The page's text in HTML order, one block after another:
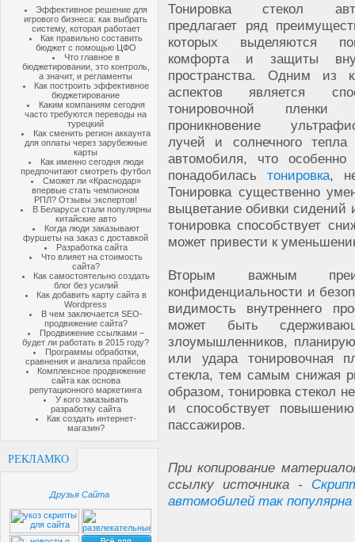
Эффективное решение для
игрового бизнеса: как выбрать
систему, которая работает
Как правильно составить
бюджет с помощью ЦФО
Что главное в
бюджетировании, это контроль,
а значит, и регламенты
Как построить эффективное
бюджетирование
Каким компаниям сегодня
часто требуются переводы на
турецкий
Как сменить регион аккаунта
для оплаты через зарубежные
карты
Как именно сегодня люди
предпочитают смотреть футбол
Сможет ли «Краснодар»
впервые стать чемпионом
РПЛ? Отзывы экспертов!
В Беларуси стали популярны
китайские авто
Когда люди заказывают
фуршеты на заказ с доставкой
Разработка сайта
Что влияет на стоимость
сайта?
Как самостоятельно создать
блог без усилий
Как добавить карту сайта в
Wordpress
В чем заключается SEO-
продвижение сайта?
Продвижение ссылками –
будет ли работать в 2015 году?
Программы обработки,
сравнения и анализа прайсов
Комплексное продвижение
сайта как основа
репутационного маркетинга
У кого заказывать
разработку сайта
Как создать интернет-
магазин?
РЕКЛАМКО
Друзья Сайта
Тонировка стекол
предлагает ряд
которых выделяются
комфорта и защиты
пространства. Одним из
аспектов является
тонировочной пленки
проникновение
лучей и солнечного
автомобиля, что
понадобилась тонировка,
Тонировка существенно
выцветание обивки сидений
тонировка способствует
может привести к
Вторым важным
конфиденциальности и
видимость внутреннего
может быть
злоумышленников,
или удара тонировочная
стекла, тем самым снижая
образом, тонировка стекол
и способствует
пассажиров.
При копирование
ссылку источника -
автомобилей так популярна